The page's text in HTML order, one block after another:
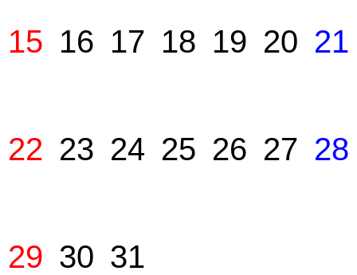
15 16 17 18 19 20 21
22 23 24 25 26 27 28
29 30 31